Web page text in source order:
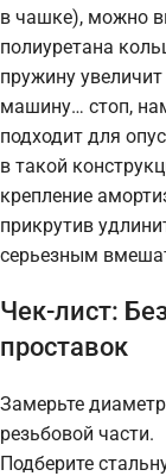
в чашке), можно
полиуретана
пружину
машину… стоп,
подходит для
в такой
крепление
прикрутив
серьезным
Чек-лист:
проставок
Замерьте
резьбовой части.
Подберите